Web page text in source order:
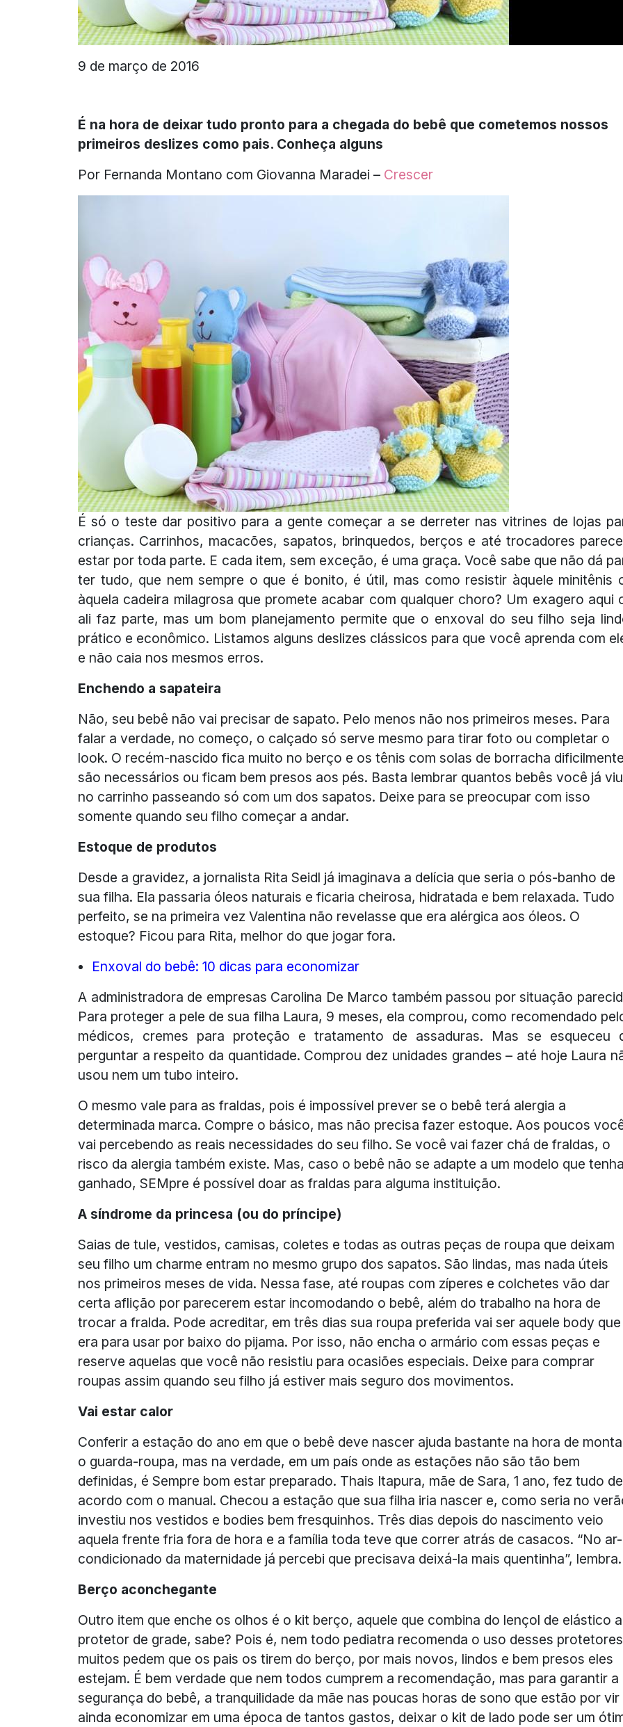
9 de março de 2016
É na hora de deixar tudo pronto para a chegada do bebê que cometemos nossos
primeiros deslizes como pais. Conheça alguns
Por Fernanda Montano com Giovanna Maradei – Crescer
É só o teste dar positivo para a gente começar a se derreter nas vitrines de lojas
crianças. Carrinhos, macacões, sapatos, brinquedos, berços e até trocadores
estar por toda parte. E cada item, sem exceção, é uma graça. Você sabe que não dá
ter tudo, que nem sempre o que é bonito, é útil, mas como resistir àquele minitênis
àquela cadeira milagrosa que promete acabar com qualquer choro? Um exagero aqui
ali faz parte, mas um bom planejamento permite que o enxoval do seu filho seja
prático e econômico. Listamos alguns deslizes clássicos para que você aprenda com
e não caia nos mesmos erros.
Enchendo a sapateira
Não, seu bebê não vai precisar de sapato. Pelo menos não nos primeiros meses. Para
falar a verdade, no começo, o calçado só serve mesmo para tirar foto ou completar o
look. O recém-nascido fica muito no berço e os tênis com solas de borracha dificilmente
são necessários ou ficam bem presos aos pés. Basta lembrar quantos bebês você já viu
no carrinho passeando só com um dos sapatos. Deixe para se preocupar com isso
somente quando seu filho começar a andar.
Estoque de produtos
Desde a gravidez, a jornalista Rita Seidl já imaginava a delícia que seria o pós-banho de
sua filha. Ela passaria óleos naturais e ficaria cheirosa, hidratada e bem relaxada. Tudo
perfeito, se na primeira vez Valentina não revelasse que era alérgica aos óleos. O
estoque? Ficou para Rita, melhor do que jogar fora.
Enxoval do bebê: 10 dicas para economizar
A administradora de empresas Carolina De Marco também passou por situação
Para proteger a pele de sua filha Laura, 9 meses, ela comprou, como recomendado
médicos, cremes para proteção e tratamento de assaduras. Mas se esqueceu
perguntar a respeito da quantidade. Comprou dez unidades grandes – até hoje Laura
usou nem um tubo inteiro.
O mesmo vale para as fraldas, pois é impossível prever se o bebê terá alergia a
determinada marca. Compre o básico, mas não precisa fazer estoque. Aos poucos
vai percebendo as reais necessidades do seu filho. Se você vai fazer chá de fraldas, o
risco da alergia também existe. Mas, caso o bebê não se adapte a um modelo que tenha
ganhado, SEMpre é possível doar as fraldas para alguma instituição.
A síndrome da princesa (ou do príncipe)
Saias de tule, vestidos, camisas, coletes e todas as outras peças de roupa que deixam
seu filho um charme entram no mesmo grupo dos sapatos. São lindas, mas nada úteis
nos primeiros meses de vida. Nessa fase, até roupas com zíperes e colchetes vão dar
certa aflição por parecerem estar incomodando o bebê, além do trabalho na hora de
trocar a fralda. Pode acreditar, em três dias sua roupa preferida vai ser aquele body que
era para usar por baixo do pijama. Por isso, não encha o armário com essas peças e
reserve aquelas que você não resistiu para ocasiões especiais. Deixe para comprar
roupas assim quando seu filho já estiver mais seguro dos movimentos.
Vai estar calor
Conferir a estação do ano em que o bebê deve nascer ajuda bastante na hora de
o guarda-roupa, mas na verdade, em um país onde as estações não são tão bem
definidas, é Sempre bom estar preparado. Thais Itapura, mãe de Sara, 1 ano, fez tudo de
acordo com o manual. Checou a estação que sua filha iria nascer e, como seria no
investiu nos vestidos e bodies bem fresquinhos. Três dias depois do nascimento veio
aquela frente fria fora de hora e a família toda teve que correr atrás de casacos. “No ar-
condicionado da maternidade já percebi que precisava deixá-la mais quentinha”, lembra.
Berço aconchegante
Outro item que enche os olhos é o kit berço, aquele que combina do lençol de elástico
protetor de grade, sabe? Pois é, nem todo pediatra recomenda o uso desses
muitos pedem que os pais os tirem do berço, por mais novos, lindos e bem presos eles
estejam. É bem verdade que nem todos cumprem a recomendação, mas para garantir a
segurança do bebê, a tranquilidade da mãe nas poucas horas de sono que estão por vir
ainda economizar em uma época de tantos gastos, deixar o kit de lado pode ser um